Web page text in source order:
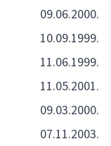
09.06.2000.
10.09.1999.
11.06.1999.
11.05.2001.
09.03.2000.
07.11.2003.